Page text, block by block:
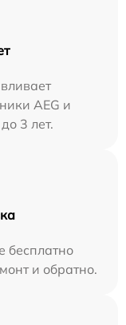
AEG и
3 лет.
бесплатно
и обратно.